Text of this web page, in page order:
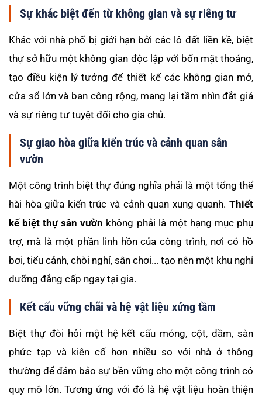
Sự khác biệt đến từ không gian và sự riêng tư
Khác với nhà phố bị giới hạn bởi các lô đất liền kề, biệt
thự sở hữu một không gian độc lập với bốn mặt thoáng,
tạo điều kiện lý tưởng để thiết kế các không gian mở,
cửa sổ lớn và ban công rộng, mang lại tầm nhìn đắt giá
và sự riêng tư tuyệt đối cho gia chủ.
Sự giao hòa giữa kiến trúc và cảnh quan sân
vườn
Một công trình biệt thự đúng nghĩa phải là một tổng thể
hài hòa giữa kiến trúc và cảnh quan xung quanh. Thiết
kế biệt thự sân vườn không phải là một hạng mục phụ
trợ, mà là một phần linh hồn của công trình, nơi có hồ
bơi, tiểu cảnh, chòi nghỉ, sân chơi... tạo nên một khu nghỉ
dưỡng đẳng cấp ngay tại gia.
Kết cấu vững chãi và hệ vật liệu xứng tầm
Biệt thự đòi hỏi một hệ kết cấu móng, cột, dầm, sàn
phức tạp và kiên cố hơn nhiều so với nhà ở thông
thường để đảm bảo sự bền vững cho một công trình có
quy mô lớn. Tương ứng với đó là hệ vật liệu hoàn thiện